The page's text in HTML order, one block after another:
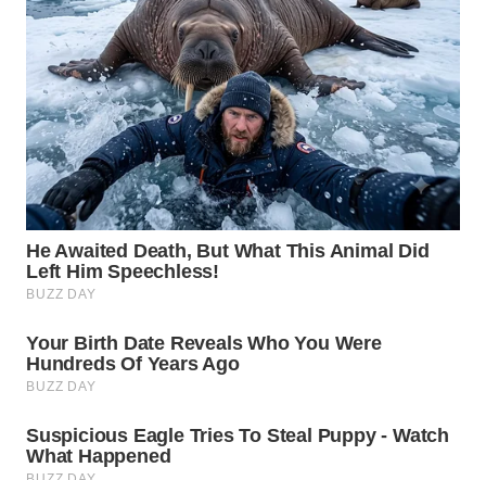
WN
INDRAMAYU
WN
KUNINGAN
WN
MAJALENGKA
WN
WN
SUKABUMI
WN
PURWAKARTA